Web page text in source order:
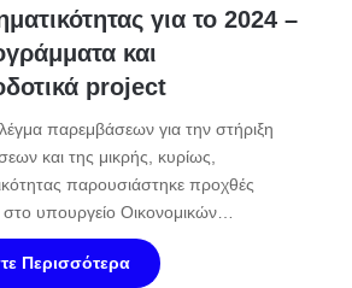
για το 2024 –
και
project
παρεμβάσεων για την στήριξη
και της μικρής, κυρίως,
παρουσιάστηκε προχθές
υπουργείο Οικονομικών…
Περισσότερα